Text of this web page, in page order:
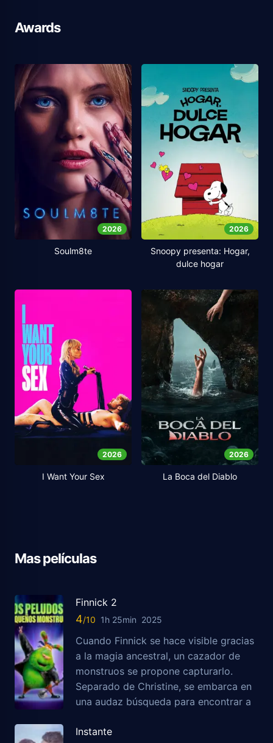
Awards
2026
Soulm8te
2026
Snoopy presenta: Hogar,
dulce hogar
2026
I Want Your Sex
2026
La Boca del Diablo
Mas películas
Finnick 2
4 1h 25min 2025
Cuando Finnick se hace visible gracias
a la magia ancestral, un cazador de
monstruos se propone capturarlo.
Separado de Christine, se embarca en
una audaz búsqueda para encontrar a
Instante